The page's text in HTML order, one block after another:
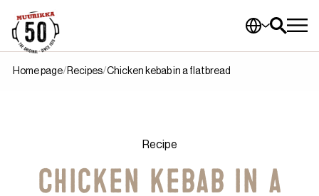
Home page Recipes Chicken kebab in a flatbread
Recipe
Chicken kebab in a